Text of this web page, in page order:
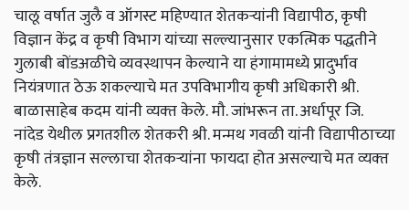
चालू वर्षात जुलै व ऑगस्ट महिण्यात शेतकऱ्यांनी विद्यापीठ, कृषी
विज्ञान केंद्र व कृषी विभाग यांच्या सल्ल्यानुसार एकत्मिक पद्धतीने
गुलाबी बोंडअळीचे व्यवस्थापन केल्याने या हंगामामध्ये प्रादुर्भाव
नियंत्रणात ठेऊ शकल्‍याचे मत उपविभागीय कृषी अधिकारी श्री.
बाळासाहेब कदम यांनी व्‍यक्‍त केले. मौ. जांभरून ता. अर्धापूर जि.
नांदेड येथील प्रगतशील शेतकरी श्री. मन्मथ गवळी यांनी विद्यापीठाच्‍या
कृषी तंत्रज्ञान सल्‍लाचा शेतकऱ्यांना फायदा होत असल्‍याचे मत व्‍यक्‍त
केले.